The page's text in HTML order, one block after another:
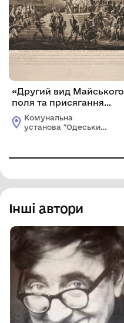
«Другий вид Майського
поля та присягання
військ»
Комунальна
установа "Одеський
Інші автори